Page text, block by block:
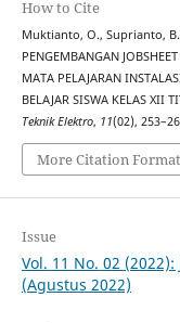
How to Cite
Muktianto, O., Suprianto,
PENGEMBANGAN
MATA PELAJARAN
BELAJAR SISWA KELAS XII
Teknik Elektro, 11(02),
More Citation
Issue
Vol. 11 No. 02
(Agustus 2022)